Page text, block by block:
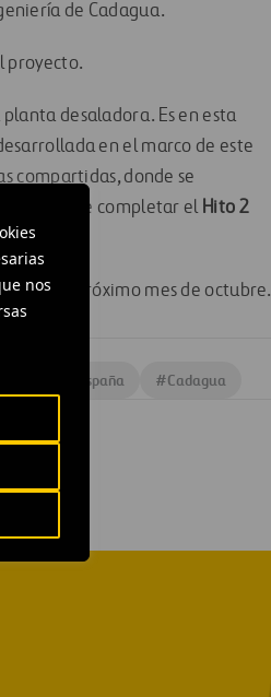
nos
de Cadagua.
proyecto.
desaladora. Es en esta
en el marco de este
compartidas, donde se
el fin de completar el Hito 2
el próximo mes de octubre.
España #Cadagua